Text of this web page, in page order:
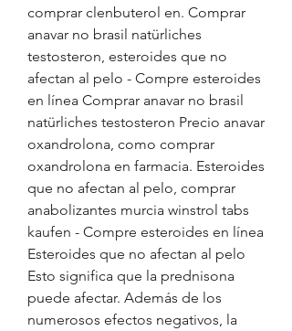
comprar clenbuterol en. Comprar
anavar no brasil natürliches
testosteron, esteroides que no
afectan al pelo - Compre esteroides
en línea Comprar anavar no brasil
natürliches testosteron Precio anavar
oxandrolona, como comprar
oxandrolona en farmacia. Esteroides
que no afectan al pelo, comprar
anabolizantes murcia winstrol tabs
kaufen - Compre esteroides en línea
Esteroides que no afectan al pelo
Esto significa que la prednisona
puede afectar. Además de los
numerosos efectos negativos, la